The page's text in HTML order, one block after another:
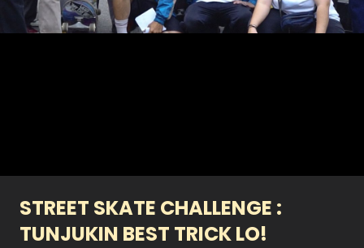
STREET SKATE CHALLENGE :
TUNJUKIN BEST TRICK LO!